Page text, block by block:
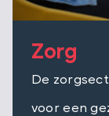
Zorg
De
voor een